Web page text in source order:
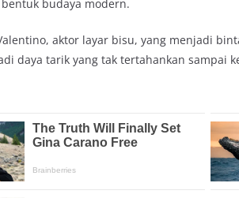
budaya modern.
aktor layar bisu, yang menjadi
daya tarik yang tak tertahankan sampai